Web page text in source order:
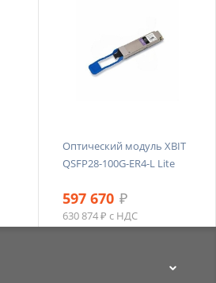
Оптический модуль XBIT
QSFP28-100G-ER4-L Lite
597 670 ₽
630 874 ₽ с НДС